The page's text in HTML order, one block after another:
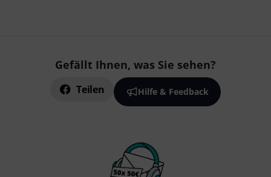
Gefällt Ihnen, was Sie sehen?
Teilen Hilfe & Feedback